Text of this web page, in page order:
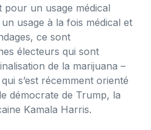
pour un usage médical
usage à la fois médical et
ce sont
électeurs qui sont
de la marijuana –
s’est récemment orienté
démocrate de Trump, la
Kamala Harris.